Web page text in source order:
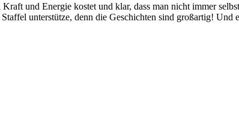
und Energie kostet und klar, dass man nicht immer
unterstütze, denn die Geschichten sind großartig! Und